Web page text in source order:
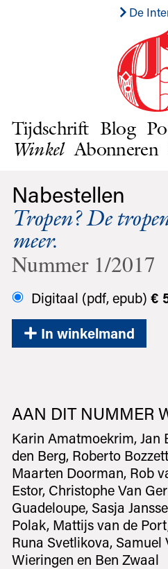
De
Tijdschrift Blog
Winkel Abonneren
Nabestellen
Tropen? De
meer.
Nummer 1/2017
Digitaal (pdf, epub) €
In winkelmand
AAN DIT NUMMER
Karin Amatmoekrim, Jan
den Berg, Roberto
Maarten Doorman, Rob
Estor, Christophe Van
Guadeloupe, Sasja
Polak, Mattijs van de
Runa Svetlikova, Samuel
Wieringen en Ben Zwaal